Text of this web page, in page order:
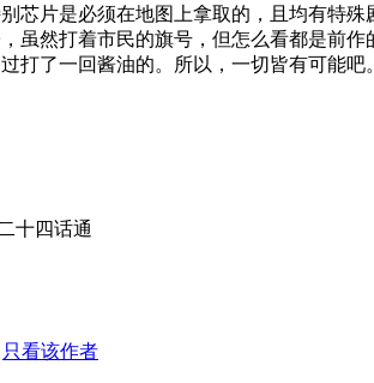
芯片是必须在地图上拿取的，且均有特
虽然打着市民的旗号，但怎么看都是前作
打了一回酱油的。所以，一切皆有可能吧。
十四话通
只看该作者